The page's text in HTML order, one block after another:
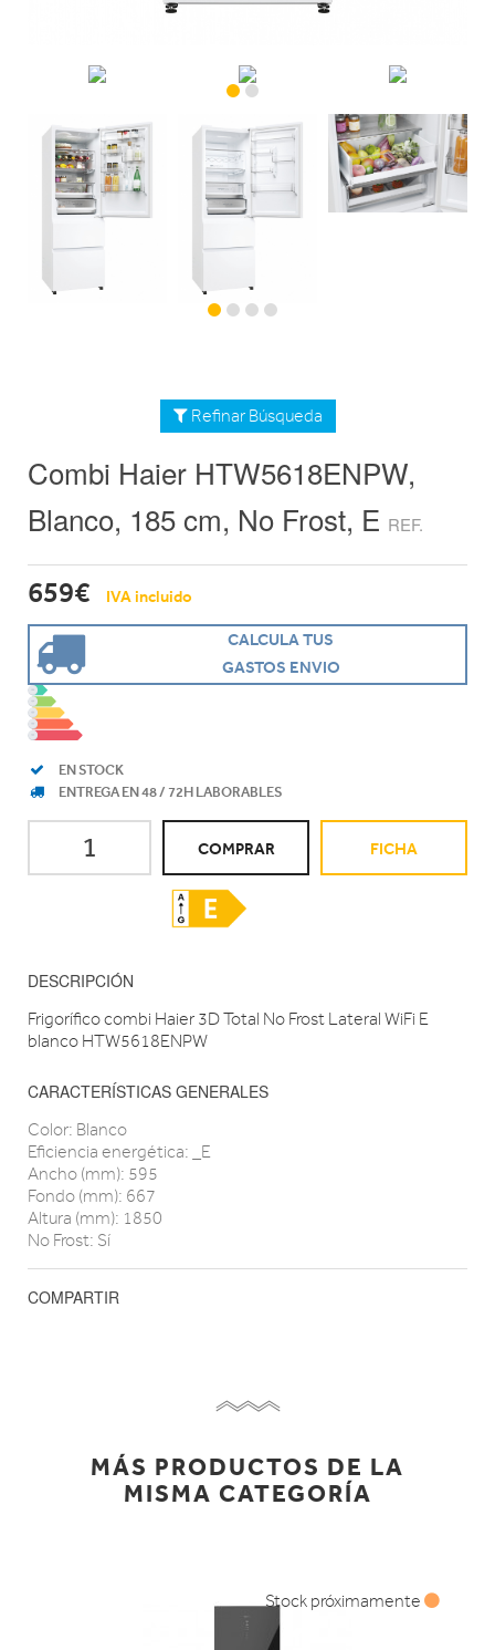
Refinar Búsqueda
Combi Haier HTW5618ENPW,
Blanco, 185 cm, No Frost, E REF.
659€ IVA incluido
CALCULA TUS
GASTOS ENVIO
EN STOCK
ENTREGA EN 48 / 72H LABORABLES
COMPRAR FICHA
DESCRIPCIÓN
Frigorífico combi Haier 3D Total No Frost Lateral WiFi E
blanco HTW5618ENPW
CARACTERÍSTICAS GENERALES
Color: Blanco
Eficiencia energética: _E
Ancho (mm): 595
Fondo (mm): 667
Altura (mm): 1850
No Frost: Sí
COMPARTIR
MÁS PRODUCTOS DE LA
MISMA CATEGORÍA
Stock próximamente